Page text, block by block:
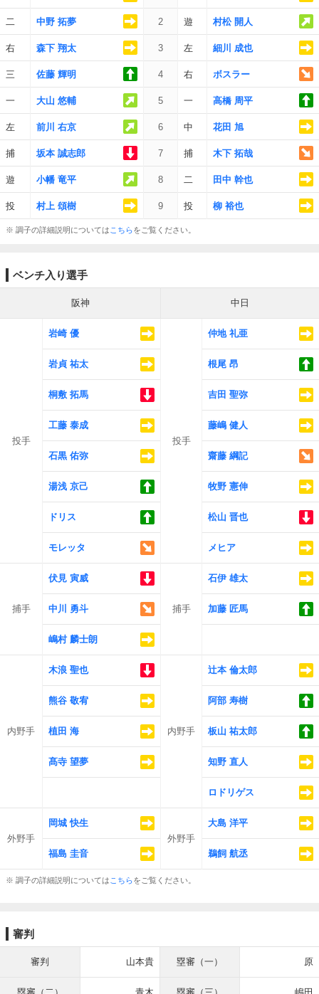
二 中野 拓夢 2 遊 村松 開人
右 森下 翔太 3 左 細川 成也
三 佐藤 輝明 4 右 ボスラー
一 大山 悠輔 5 一 高橋 周平
左 前川 右京 6 中 花田 旭
捕 坂本 誠志郎 7 捕 木下 拓哉
遊 小幡 竜平 8 二 田中 幹也
投 村上 頌樹 9 投 柳 裕也
※ 調子の詳細説明については こちらをご覧ください。
ベンチ入り選手
阪神 中日
投手
岩崎 優
投手
仲地 礼亜
岩貞 祐太 根尾 昂
桐敷 拓馬 吉田 聖弥
工藤 泰成 藤嶋 健人
石黒 佑弥 齋藤 綱記
湯浅 京己 牧野 憲伸
ドリス 松山 晋也
モレッタ メヒア
捕手
伏見 寅威
捕手
石伊 雄太
中川 勇斗 加藤 匠馬
嶋村 麟士朗
内野手
木浪 聖也
内野手
辻本 倫太郎
熊谷 敬宥 阿部 寿樹
植田 海 板山 祐太郎
髙寺 望夢 知野 直人
ロドリゲス
外野手
岡城 快生
外野手
大島 洋平
福島 圭音 鵜飼 航丞
※ 調子の詳細説明については こちらをご覧ください。
審判
審判 山本貴 塁審（一） 原